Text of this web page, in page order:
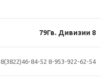
79Гв. Дивизии 8
8(3822)46-84-52 8-953-922-62-54